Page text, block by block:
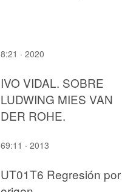
8:21 · 2020
IVO VIDAL. SOBRE
LUDWING MIES VAN
DER ROHE.
69:11 · 2013
UT01T6 Regresión